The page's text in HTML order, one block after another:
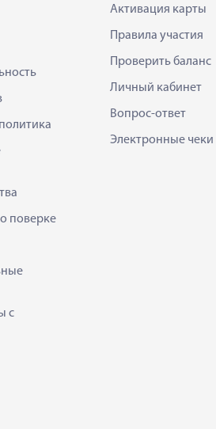
поверке
с
Активация карты
Правила участия
Проверить баланс
Личный кабинет
Вопрос-ответ
Электронные чеки